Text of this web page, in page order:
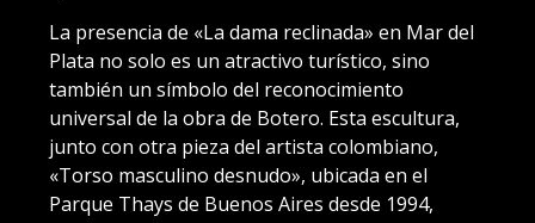
La presencia de «La dama reclinada» en Mar del
Plata no solo es un atractivo turístico, sino
también un símbolo del reconocimiento
universal de la obra de Botero. Esta escultura,
junto con otra pieza del artista colombiano,
«Torso masculino desnudo», ubicada en el
Parque Thays de Buenos Aires desde 1994,